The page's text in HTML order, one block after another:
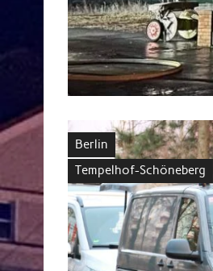
Berlin
Tempelhof-Schöneberg